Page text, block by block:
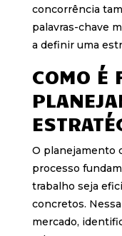
concorrência
palavras-chave
a definir uma
COMO É
O planejamento
processo
trabalho seja
concretos.
mercado,